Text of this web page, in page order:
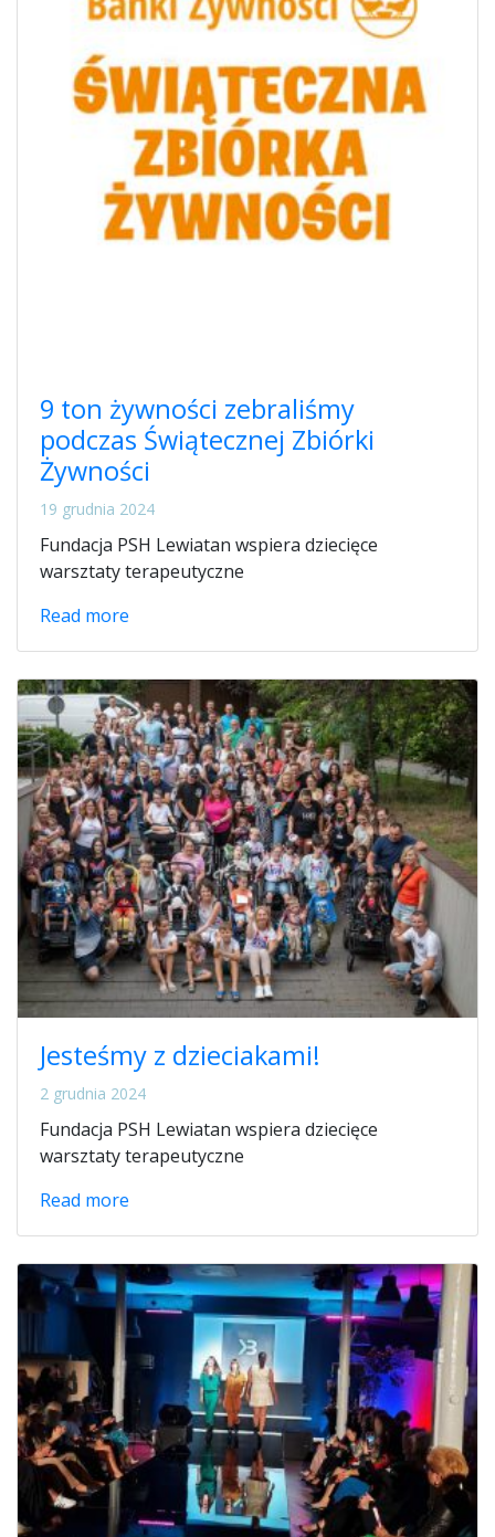
9 ton żywności zebraliśmy
podczas Świątecznej Zbiórki
Żywności
19 grudnia 2024
Fundacja PSH Lewiatan wspiera dziecięce
warsztaty terapeutyczne
Read more
Jesteśmy z dzieciakami!
2 grudnia 2024
Fundacja PSH Lewiatan wspiera dziecięce
warsztaty terapeutyczne
Read more